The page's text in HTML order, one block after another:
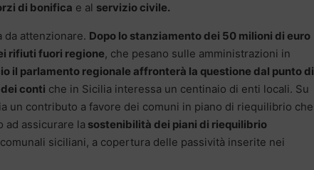
di bonifica e al servizio civile.
da attenzionare. Dopo lo stanziamento dei 50 milioni di euro
rifiuti fuori regione, che pesano sulle amministrazioni in
il parlamento regionale affronterà la questione dal punto di
conti che in Sicilia interessa un centinaio di enti locali. Su
un contributo a favore dei comuni in piano di riequilibrio che
ad assicurare la sostenibilità dei piani di riequilibrio
siciliani, a copertura delle passività inserite nei